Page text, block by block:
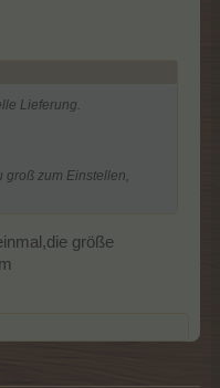
Lieferung.
groß zum Einstellen,
größe